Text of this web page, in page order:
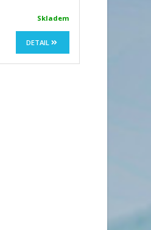
Skladem
DETAIL